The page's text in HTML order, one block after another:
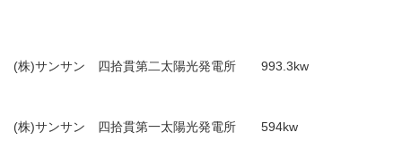
(株)サンサン 四拾貫第二太陽光発電所 993.3kw
(株)サンサン 四拾貫第一太陽光発電所 594kw